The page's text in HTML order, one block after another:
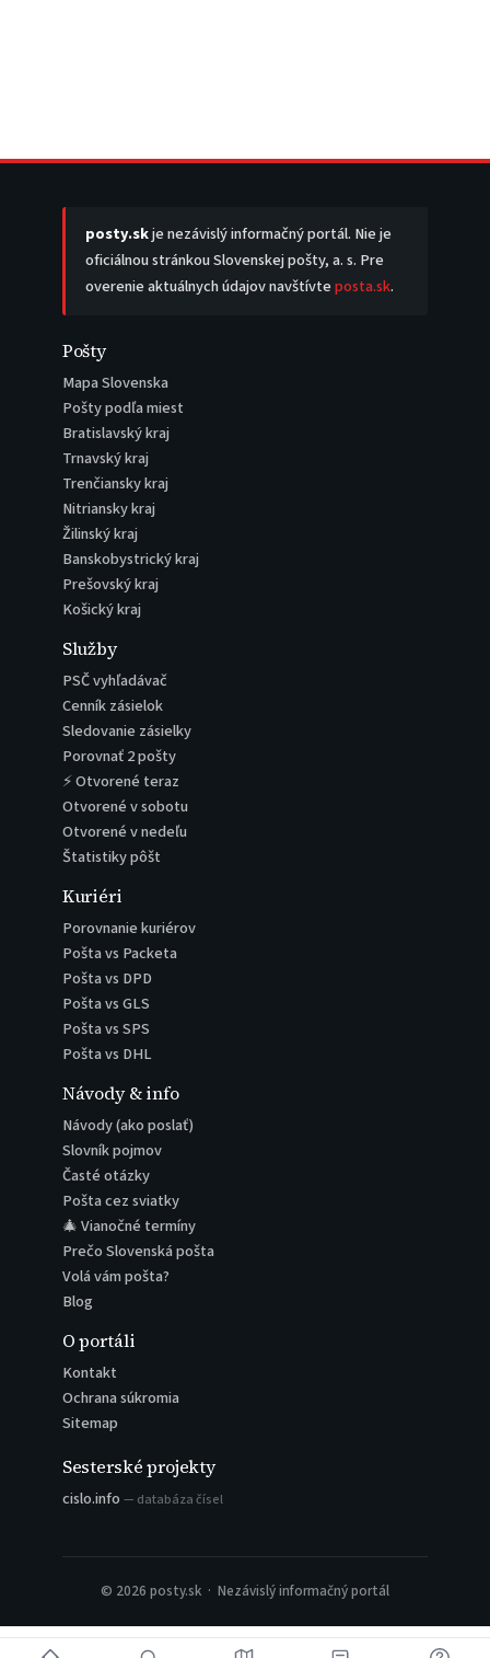
posty.skje nezávislý informačný portál. Nie je
oficiálnou stránkou Slovenskej pošty, a. s. Pre
overenie aktuálnych údajov navštívteposta.sk.
Pošty
Mapa Slovenska
Pošty podľa miest
Bratislavský kraj
Trnavský kraj
Trenčiansky kraj
Nitriansky kraj
Žilinský kraj
Banskobystrický kraj
Prešovský kraj
Košický kraj
Služby
PSČ vyhľadávač
Cenník zásielok
Sledovanie zásielky
Porovnať 2 pošty
⚡ Otvorené teraz
Otvorené v sobotu
Otvorené v nedeľu
Štatistiky pôšt
Kuriéri
Porovnanie kuriérov
Pošta vs Packeta
Pošta vs DPD
Pošta vs GLS
Pošta vs SPS
Pošta vs DHL
Návody & info
Návody (ako poslať)
Slovník pojmov
Časté otázky
Pošta cez sviatky
🎄 Vianočné termíny
Prečo Slovenská pošta
Volá vám pošta?
Blog
O portáli
Kontakt
Ochrana súkromia
Sitemap
Sesterské projekty
cislo.info — databáza čísel
© 2026 posty.sk · Nezávislý informačný portál